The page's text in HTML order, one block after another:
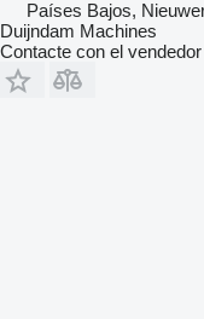
Países Bajos,
Duijndam Machines
Contacte con el vendedor